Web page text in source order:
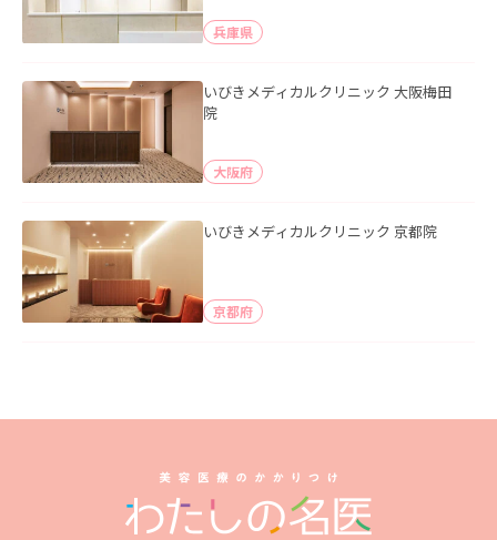
兵庫県
いびきメディカルクリニック 大阪梅田
院
大阪府
いびきメディカルクリニック 京都院
京都府